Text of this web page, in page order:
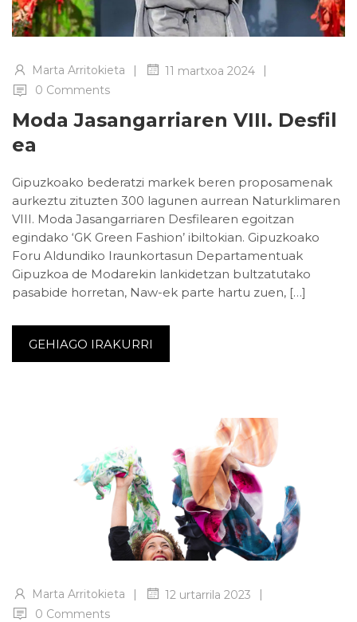
Marta Arritokieta | 11 martxoa 2024 |
0 Comments
Moda Jasangarriaren VIII. Desfil
Ea
Gipuzkoako bederatzi markek beren proposamenak
aurkeztu zituzten 300 lagunen aurrean Naturklimaren
VIII. Moda Jasangarriaren Desfilearen egoitzan
egindako ‘GK Green Fashion’ ibiltokian. Gipuzkoako
Foru Aldundiko Iraunkortasun Departamentuak
Gipuzkoa de Modarekin lankidetzan bultzatutako
pasabide horretan, Naw-ek parte hartu zuen, […]
GEHIAGO IRAKURRI
Marta Arritokieta | 12 urtarrila 2023 |
0 Comments